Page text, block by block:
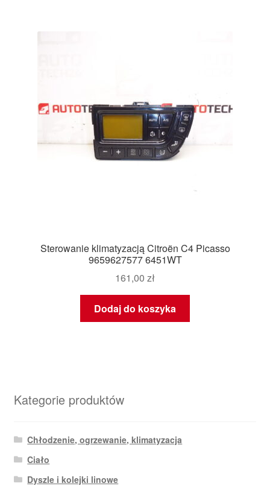
Sterowanie klimatyzacją Citroën C4 Picasso
9659627577 6451WT
161,00 zł
Dodaj do koszyka
Kategorie produktów
Chłodzenie, ogrzewanie, klimatyzacja
Ciało
Dyszle i kolejki linowe